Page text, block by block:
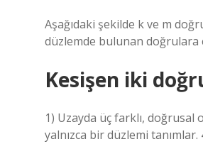
Aşağıdaki şekilde k ve m
düzlemde bulunan doğrulara
Kesişen iki
1) Uzayda üç farklı,
yalnızca bir düzlemi